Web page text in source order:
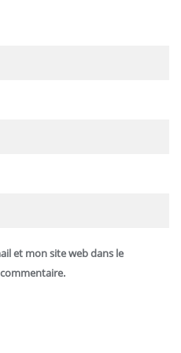
et mon site web dans le